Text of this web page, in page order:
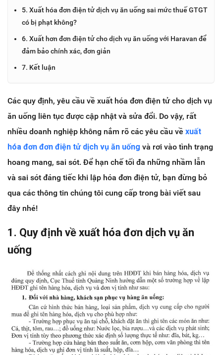
5. Xuất hóa đơn điện tử dịch vụ ăn uống sai mức thuế GTGT
có bị phạt không?
6. Xuất hơn đơn điện tử cho dịch vụ ăn uống với Haravan để
đảm bảo chính xác, đơn giản
7. Kết luận
Các quy định, yêu cầu về xuất hóa đơn điện tử cho dịch vụ
ăn uống liên tục được cập nhật và sửa đổi. Do vậy, rất
nhiều doanh nghiệp không nắm rõ các yêu cầu về xuất
hóa đơn đơn điện tử dịch vụ ăn uống và rơi vào tình trạng
hoang mang, sai sót. Để hạn chế tối đa những nhầm lẫn
và sai sót đáng tiếc khi lập hóa đơn điện tử, bạn đừng bỏ
qua các thông tin chúng tôi cung cấp trong bài viết sau
đây nhé!
1. Quy định về xuất hóa đơn dịch vụ ăn
uống